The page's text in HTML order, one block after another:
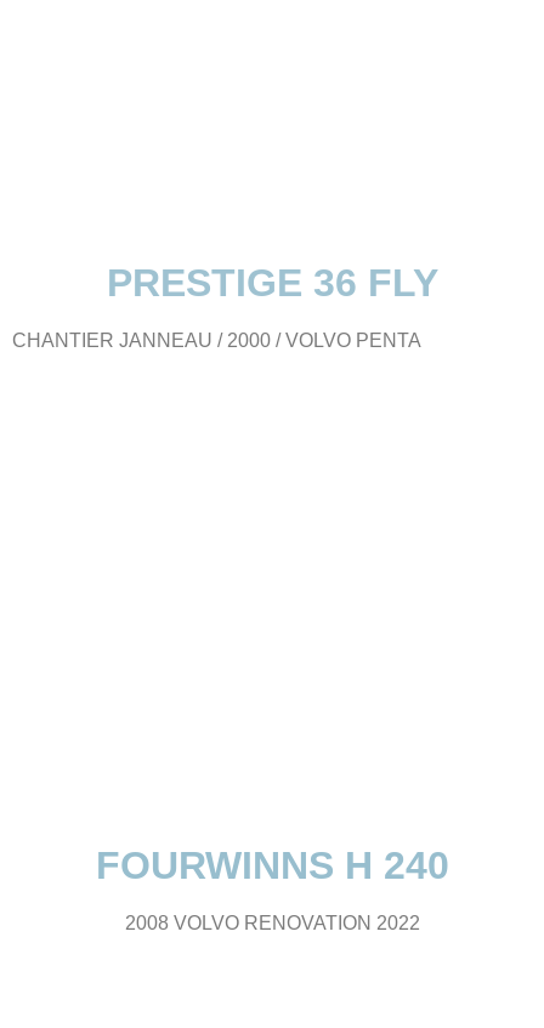
PRESTIGE 36 FLY
CHANTIER JANNEAU / 2000 / VOLVO PENTA
FOURWINNS H 240
2008 VOLVO RENOVATION 2022